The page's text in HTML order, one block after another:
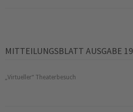
MITTEILUNGSBLATT AUSGABE
Virtueller Theaterbesuch